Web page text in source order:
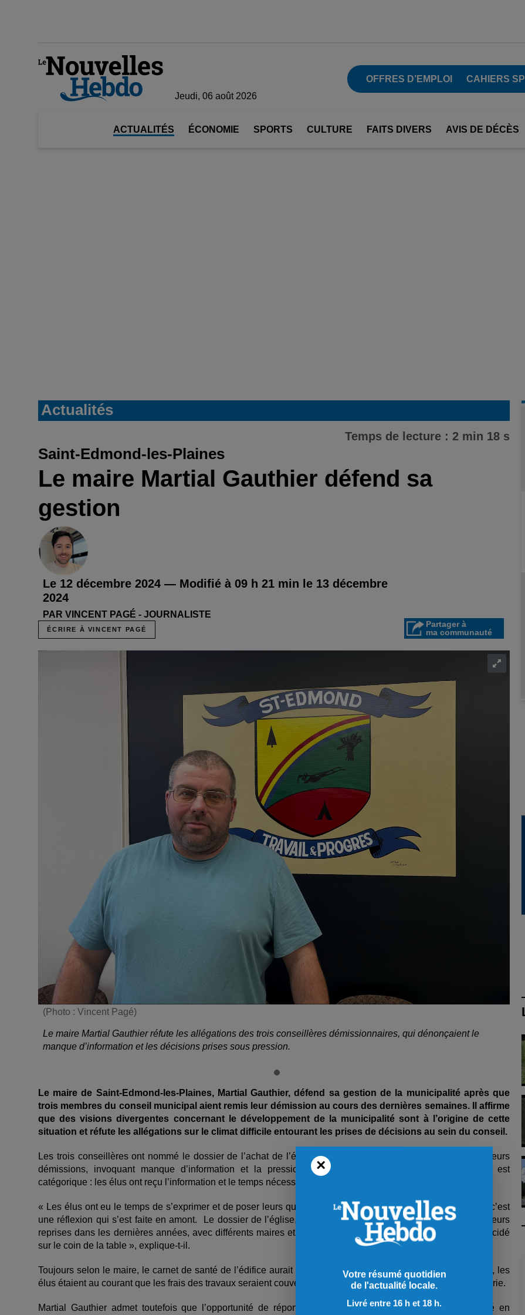
Jeudi, 06 août 2026
OFFRES D’EMPLOI CAHIERS
ACTUALITÉS ÉCONOMIE SPORTS CULTURE FAITS DIVERS AVIS DE DÉCÈS
Actualités
Temps de lecture : 2 min 18 s
Saint-Edmond-les-Plaines
Le maire Martial Gauthier défend sa
gestion
Le 12 décembre 2024 — Modifié à 09 h 21 min le 13 décembre
2024
PAR VINCENT PAGÉ - JOURNALISTE
ÉCRIRE À VINCENT PAGÉ
Partager à
ma communauté
(Photo : Vincent Pagé)
Le maire Martial Gauthier réfute les allégations des trois conseillères démissionnaires, qui dénonçaient le
manque d’information et les décisions prises sous pression.
Le maire de Saint-Edmond-les-Plaines, Martial Gauthier, défend sa gestion de la municipalité après que
trois membres du conseil municipal aient remis leur démission au cours des dernières semaines. Il affirme
que des visions divergentes concernant le développement de la municipalité sont à l’origine de cette
situation et réfute les allégations sur le climat difficile entourant les prises de décisions au sein du conseil.
Les trois conseillères ont nommé le dossier de l’achat de l’église comme étant l’une des raisons derrière leurs
démissions, invoquant manque d’information et la pression sur elles. De son côté, Martial Gauthier est
catégorique : les élus ont reçu l’information et le temps nécessaire pour prendre une décision éclairée.
« Les élus ont eu le temps de s’exprimer et de poser leurs questions durant la soirée de présentation, mais c’est
une réflexion qui s’est faite en amont. Le dossier de l’église, c’est un sujet que nous avons abordé à plusieurs
reprises dans les dernières années, avec différents maires et élus. Ce n’est pas quelque chose qui s’est décidé
sur le coin de la table », explique-t-il.
Toujours selon le maire, le carnet de santé de l’édifice aurait été présenté au conseil l’hiver dernier. De plus, les
élus étaient au courant que les frais des travaux seraient couverts par les subventions liées au projet de garderie.
Martial Gauthier admet toutefois que l’opportunité de répondre à un besoin important de la municipalité en
×
Votre résumé quotidien
de l'actualité locale.
Livré entre 16 h et 18 h.